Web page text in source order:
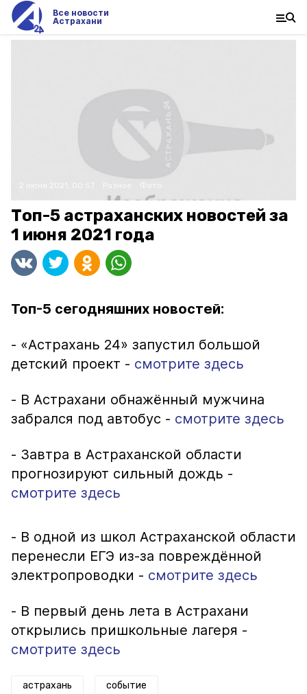
Все новости
Астрахани
Топ-5 астраханских новостей за
1 июня 2021 года
Топ-5 сегодняшних новостей:
- «Астрахань 24» запустил большой
детский проект - смотрите здесь
- В Астрахани обнажённый мужчина
забрался под автобус - смотрите здесь
- Завтра в Астраханской области
прогнозируют сильный дождь -
смотрите здесь
- В одной из школ Астраханской области
перенесли ЕГЭ из-за повреждённой
электропроводки - смотрите здесь
- В первый день лета в Астрахани
открылись пришкольные лагеря -
смотрите здесь
астрахань событие